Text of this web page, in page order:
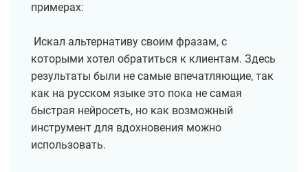
примерах:
Искал альтернативу своим фразам, с
которыми хотел обратиться к клиентам. Здесь
результаты были не самые впечатляющие, так
как на русском языке это пока не самая
быстрая нейросеть, но как возможный
инструмент для вдохновения можно
использовать.